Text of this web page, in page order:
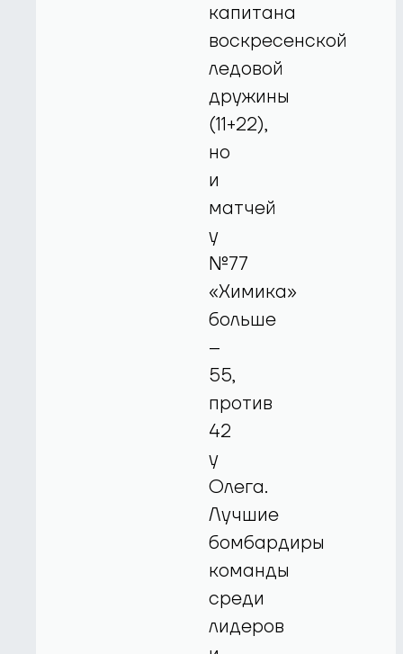
капитана
воскресенской
ледовой
дружины
(11+22),
но
и
матчей
у
№77
«Химика»
больше
–
55,
против
42
у
Олега.
Лучшие
бомбардиры
команды
среди
лидеров